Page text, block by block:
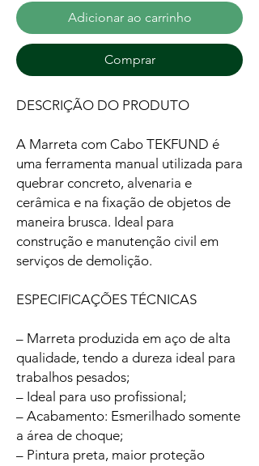
Adicionar ao carrinho
Comprar
DESCRIÇÃO DO PRODUTO
A Marreta com Cabo TEKFUND é
uma ferramenta manual utilizada para
quebrar concreto, alvenaria e
cerâmica e na fixação de objetos de
maneira brusca. Ideal para
construção e manutenção civil em
serviços de demolição.
ESPECIFICAÇÕES TÉCNICAS
– Marreta produzida em aço de alta
qualidade, tendo a dureza ideal para
trabalhos pesados;
– Ideal para uso profissional;
– Acabamento: Esmerilhado somente
a área de choque;
– Pintura preta, maior proteção